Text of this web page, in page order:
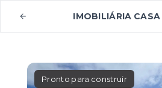
IMOBILIÁRIA
Pronto para construir